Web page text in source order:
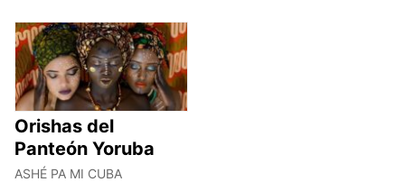
Orishas del
Panteón Yoruba
ASHÉ PA MI CUBA